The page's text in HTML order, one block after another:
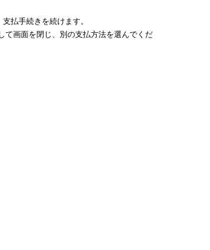
払手続きを続けます。
画面を閉じ、別の支払方法を選んでくだ